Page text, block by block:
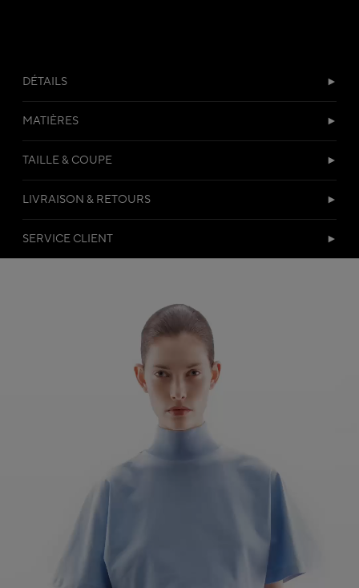
DÉTAILS
MATIÈRES
TAILLE & COUPE
LIVRAISON & RETOURS
SERVICE CLIENT